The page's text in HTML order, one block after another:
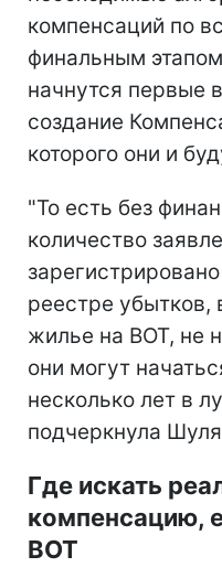
компенсаций по
финальным
начнутся первые
создание
которого они и
"То есть без
количество
реестре убытков,
жилье на ВОТ, не
они могут
несколько лет в
подчеркнула
Где искать
компенсацию,
ВОТ